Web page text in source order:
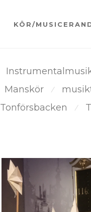
KÖR/
Manskör ⁄
Tonförsbacken ⁄